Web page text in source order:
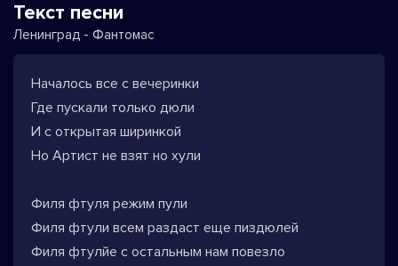
Текст песни
Ленинград - Фантомас
Началось все с вечеринки
Где пускали только дюли
И с открытая ширинкой
Но Артист не взят но хули
Филя фтуля режим пули
Филя фтули всем раздаст еще пиздюлей
Филя фтулйе с остальным нам повезло